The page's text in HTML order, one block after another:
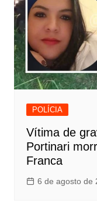
POLÍCIA
Vítima de
Portinari
Franca
6 de agosto de